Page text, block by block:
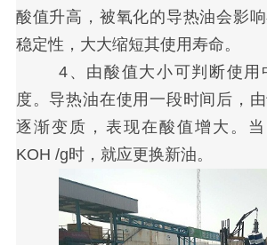
酸值升高，被氧化的导热油会影
稳定性，大大缩短其使用寿命。
4、由酸值大小可判断使用
度。导热油在使用一段时间后，
逐渐变质，表现在酸值增大。
KOH /g时，就应更换新油。